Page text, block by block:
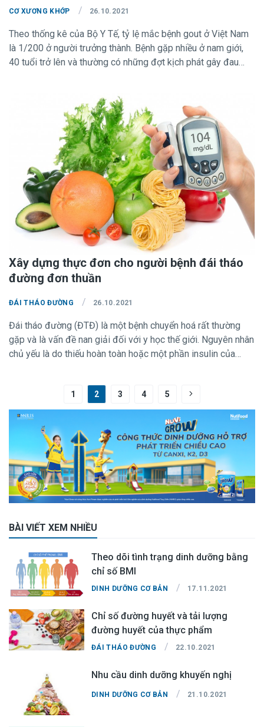
CƠ XƯƠNG KHỚP / 26.10.2021
Theo thống kê của Bộ Y Tế, tỷ lệ mắc bệnh gout ở Việt Nam
là 1/200 ở người trưởng thành. Bệnh gặp nhiều ở nam giới,
40 tuổi trở lên và thường có những đợt kịch phát gây đau
người bị bệnh gout, người thừa cân và béo phì và thói quen
ăn các thực phẩm chứa nhiều nhân purin, uống rượu bia, dùng
nhiều thuốc lợi tiểu làm tăng axit uric... để hạn chế những cơn
kịch phát và kiểm soát bệnh tốt, ngoài việc sử dụng thuốc
điều trị đặc hiệu, người bệnh cần kiểm soát cân nặng, tập
lluyện cơ thể, có lối sống lành mạnh và áp dụng các nguyên
tắc dinh dưỡng cơ bản dành cho người bệnh gout vào thực
đơn hàng ngày.
Xây dựng thực đơn cho người bệnh đái tháo
đường đơn thuần
ĐÁI THÁO ĐƯỜNG / 26.10.2021
Đái tháo đường (ĐTĐ) là một bệnh chuyển hoá rất thường
gặp và là vấn đề nan giải đối với y học thế giới. Nguyên nhân
chủ yếu là do thiếu hoàn toàn hoặc một phần insulin của
nồng độ glucose trong máu ngày càng tăng và xuất hiện
glucose trong nước tiểu. Bệnh gây ra nhiều biến chứng nguy
hiểm như tăng áp lực thẩm thấu, hạ đường huyết, suy thận,
bệnh lý võng mạc, vết loét lâu lành … Trong điều trị ĐTĐ,
ngoài các giải pháp dược lý, vận động, dinh dưỡng được coi
là một giải pháp đặc biệt quan trọng trong việc kiểm soát sự
ổn định đường huyết, hạn chế và trì hoãn các biến chứng của
bệnh.
1 2 3 4 5
BÀI VIẾT XEM NHIỀU
Theo dõi tình trạng dinh dưỡng bằng
chỉ số BMI
DINH DƯỠNG CƠ BẢN / 17.11.2021
Chỉ số đường huyết và tải lượng
đường huyết của thực phẩm
ĐÁI THÁO ĐƯỜNG / 22.10.2021
Nhu cầu dinh dưỡng khuyến nghị
DINH DƯỠNG CƠ BẢN / 21.10.2021